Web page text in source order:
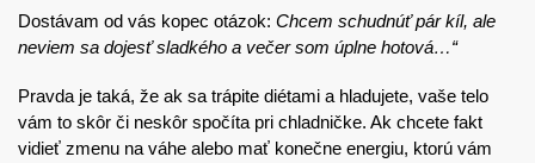
Dostávam od vás kopec otázok: Chcem schudnúť pár kíl, ale
neviem sa dojesť sladkého a večer som úplne hotová…“
Pravda je taká, že ak sa trápite diétami a hladujete, vaše telo
vám to skôr či neskôr spočíta pri chladničke. Ak chcete fakt
vidieť zmenu na váhe alebo mať konečne energiu, ktorú vám